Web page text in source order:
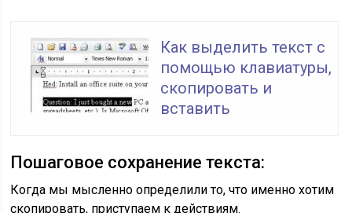
Как выделить текст с
помощью клавиатуры,
скопировать и
вставить
Пошаговое сохранение текста:
Когда мы мысленно определили то, что именно хотим
скопировать, приступаем к действиям.